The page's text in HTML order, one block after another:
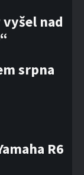
nad
srpna
R6